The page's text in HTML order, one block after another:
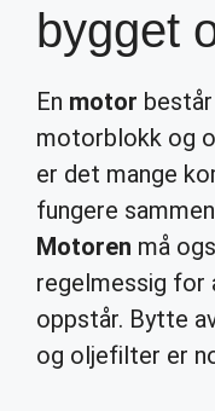
bygget
En motor
motorblokk og
er det mange
fungere
Motoren må
regelmessig for
oppstår. Bytte
og oljefilter er